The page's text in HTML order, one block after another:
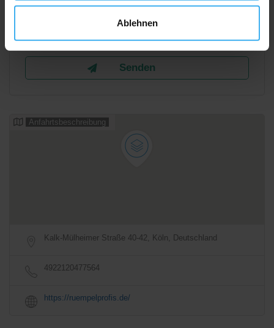
Ablehnen
Anfahrtsbeschreibung
Kalk-Mülheimer Straße 40-42, Köln, Deutschland
4922120477564
https://ruempelprofis.de/